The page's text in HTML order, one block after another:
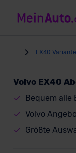
EX40
Volvo EX40
Bequem alle
Volvo
Größte